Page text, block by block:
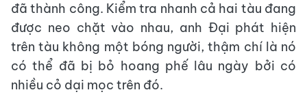
đã thành công. Kiểm tra nhanh cả hai tàu đang
được neo chặt vào nhau, anh Đại phát hiện
trên tàu không một bóng người, thậm chí là nó
có thể đã bị bỏ hoang phế lâu ngày bởi có
nhiều cỏ dại mọc trên đó.